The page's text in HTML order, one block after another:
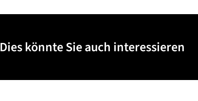
Dies könnte Sie auch interessieren